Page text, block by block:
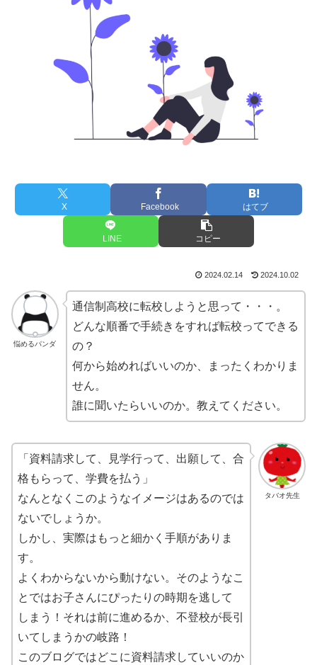
X Facebook はてブ
LINE コピー
2024.02.14 2024.10.02
悩めるパンダ
通信制高校に転校しようと思って・・・。
どんな順番で手続きをすれば転校ってできる
の？
何から始めればいいのか、まったくわかりま
せん。
誰に聞いたらいいのか。教えてください。
タバオ先生
「資料請求して、見学行って、出願して、合
格もらって、学費を払う」
なんとなくこのようなイメージはあるのでは
ないでしょうか。
しかし、実際はもっと細かく手順がありま
す。
よくわからないから動けない。そのようなこ
とではお子さんにぴったりの時期を逃して
しまう！それは前に進めるか、不登校が長引
いてしまうかの岐路！
このブログではどこに資料請求していいのか